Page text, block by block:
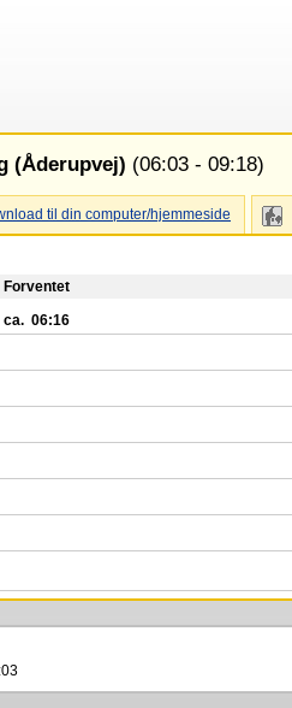
(Åderupvej) (06:03 - 09:18)
til din computer/hjemmeside
Forventet
ca. 06:16